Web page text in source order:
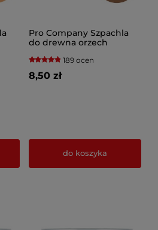
Pro Company Szpachla
do drewna orzech
189 ocen
8,50 zł
do koszyka